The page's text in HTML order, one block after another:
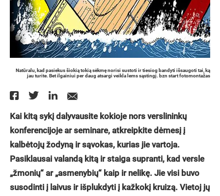
Natūralu, kad pasiekus šiokią tokią sėkmę norisi sustoti ir tiesiog bandyti išsaugoti tai, ką
jau turite. Bet ilgainiui per daug atsargi veikla lems sąstingį. bzn start fotomontažas
Kai kitą sykį dalyvausite kokioje nors verslininkų
konferencijoje ar seminare, atkreipkite dėmesį į
kalbėtojų žodyną ir sąvokas, kurias jie vartoja.
Pasiklausai valandą kitą ir staiga supranti, kad versle
„žmonių“ ar „asmenybių“ kaip ir nelikę. Jie visi buvo
susodinti į laivus ir išplukdyti į kažkokį kruizą. Vietoj jų